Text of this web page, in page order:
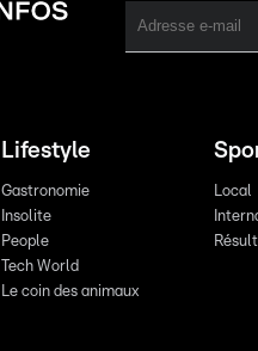
Lifestyle
Gastronomie
Insolite
People
Tech World
Le coin des animaux
Local